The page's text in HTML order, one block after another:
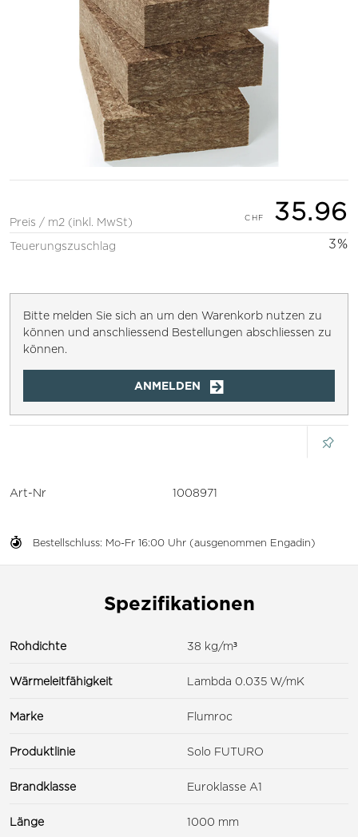
Preis / m2 (inkl. MwSt) 35.96
Teuerungszuschlag 3%
Bitte melden Sie sich an um den Warenkorb nutzen zu
können und anschliessend Bestellungen abschliessen zu
können.
ANMELDEN
Bestellschluss: Mo-Fr 16:00 Uhr (ausgenommen Engadin)
Art-Nr 1008971
Spezifikationen
Rohdichte 38 kg/m³
Wärmeleitfähigkeit Lambda 0.035 W/mK
Marke Flumroc
Produktlinie Solo FUTURO
Brandklasse Euroklasse A1
Länge 1000 mm